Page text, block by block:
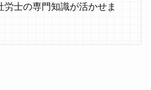
労士の専門知識が活かせま